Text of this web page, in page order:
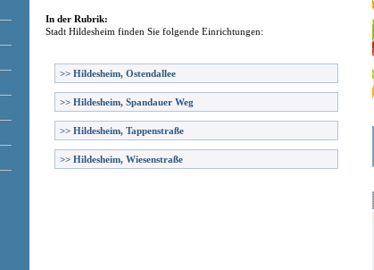
In der Rubrik:
Stadt Hildesheim finden Sie folgende Einrichtungen:
>> Hildesheim, Ostendallee
>> Hildesheim, Spandauer Weg
>> Hildesheim, Tappenstraße
>> Hildesheim, Wiesenstraße